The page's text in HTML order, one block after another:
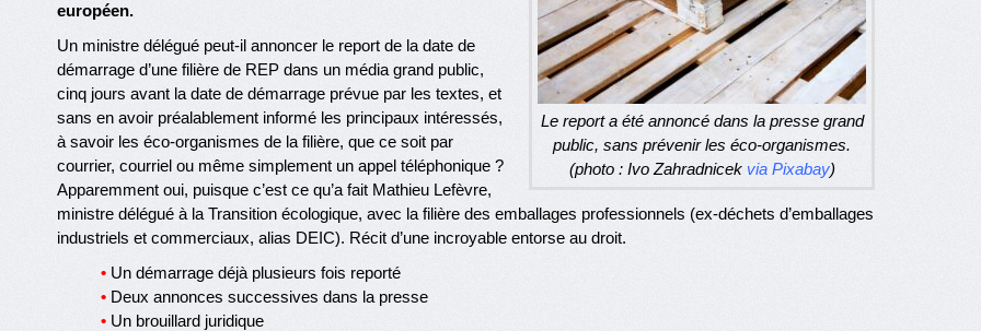
Le report a été annoncé dans la presse grand
public, sans prévenir les éco-organismes.
(photo : Ivo Zahradnicek via Pixabay)
européen.
Un ministre délégué peut-il annoncer le report de la date de
démarrage d’une filière de REP dans un média grand public,
cinq jours avant la date de démarrage prévue par les textes, et
sans en avoir préalablement informé les principaux intéressés,
à savoir les éco-organismes de la filière, que ce soit par
courrier, courriel ou même simplement un appel téléphonique ?
Apparemment oui, puisque c’est ce qu’a fait Mathieu Lefèvre,
ministre délégué à la Transition écologique, avec la filière des emballages professionnels (ex-déchets d’emballages
industriels et commerciaux, alias DEIC). Récit d’une incroyable entorse au droit.
•Un démarrage déjà plusieurs fois reporté
•Deux annonces successives dans la presse
•Un brouillard juridique